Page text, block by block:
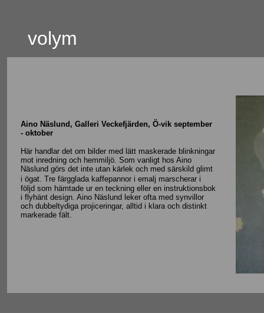
volym
Aino Näslund, Galleri Veckefjärden, Ö-vik september
- oktober
Här handlar det om bilder med lätt maskerade blinkningar
mot inredning och hemmiljö. Som vanligt hos Aino
Näslund görs det inte utan kärlek och med särskild glimt
i ögat. Tre färgglada kaffepannor i emalj marscherar i
följd som hämtade ur en teckning eller en instruktionsbok
i flyhänt design. Aino Näslund leker ofta med synvillor
och dubbeltydiga projiceringar, alltid i klara och distinkt
markerade fält.